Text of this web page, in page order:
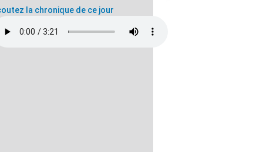
la chronique de ce jour